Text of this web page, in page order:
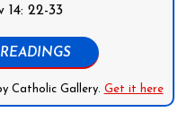
14: 22-33
Catholic Gallery. Get it here